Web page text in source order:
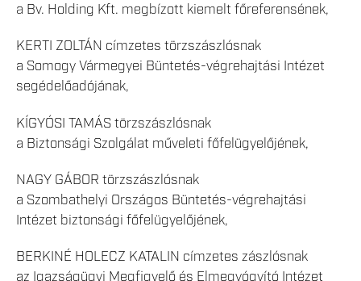
a Bv. Holding Kft. megbízott kiemelt főreferensének,
KERTI ZOLTÁN címzetes törzszászlósnak
a Somogy Vármegyei Büntetés-végrehajtási Intézet
segédelőadójának,
KÍGYÓSI TAMÁS törzszászlósnak
a Biztonsági Szolgálat műveleti főfelügyelőjének,
NAGY GÁBOR törzszászlósnak
a Szombathelyi Országos Büntetés-végrehajtási
Intézet biztonsági főfelügyelőjének,
BERKINÉ HOLECZ KATALIN címzetes zászlósnak
az Igazságügyi Megfigyelő és Elmegyógyító Intézet